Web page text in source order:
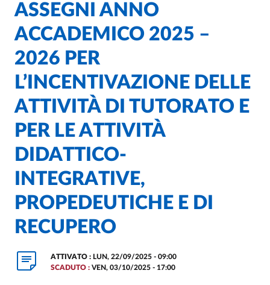
ASSEGNI ANNO
ACCADEMICO 2025 –
2026 PER
L’INCENTIVAZIONE DELLE
ATTIVITÀ DI TUTORATO E
PER LE ATTIVITÀ
DIDATTICO-
INTEGRATIVE,
PROPEDEUTICHE E DI
RECUPERO
ATTIVATO : LUN, 22/09/2025 - 09:00
SCADUTO : VEN, 03/10/2025 - 17:00